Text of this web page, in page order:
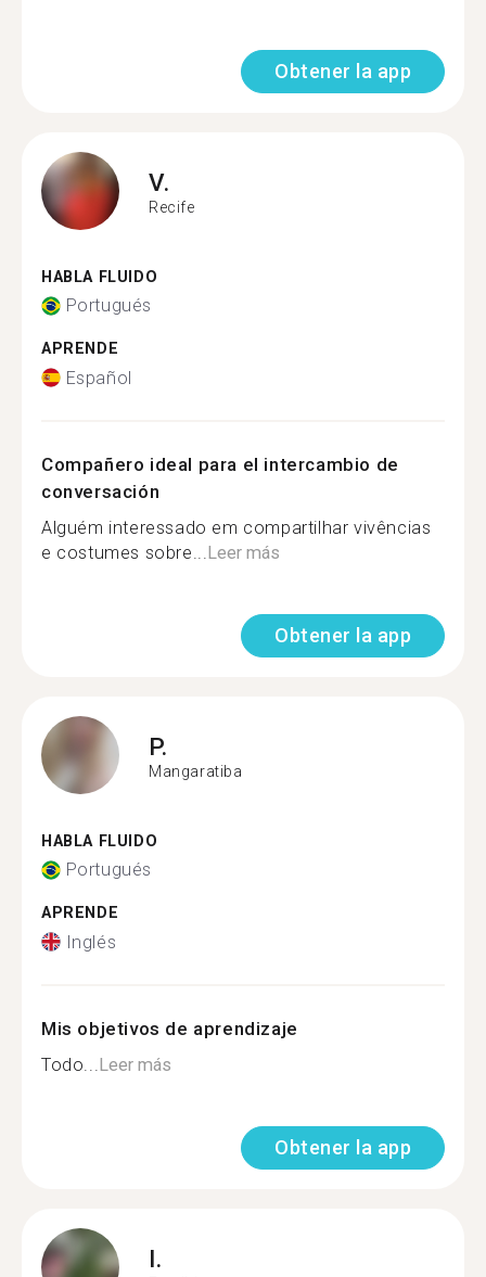
Obtener la app
V.
Recife
HABLA FLUIDO
Portugués
APRENDE
Español
Compañero ideal para el intercambio de
conversación
Alguém interessado em compartilhar vivências
e costumes sobre... Leer más
Obtener la app
P.
Mangaratiba
HABLA FLUIDO
Portugués
APRENDE
Inglés
Mis objetivos de aprendizaje
Todo... Leer más
Obtener la app
I.